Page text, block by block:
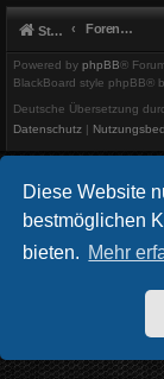
Diese Website
bestmöglichen
bieten. Mehr
Startseite Foren-Übersicht
Powered by phpBB®
BlackBoard style phpBB®
Deutsche Übersetzung
Datenschutz |